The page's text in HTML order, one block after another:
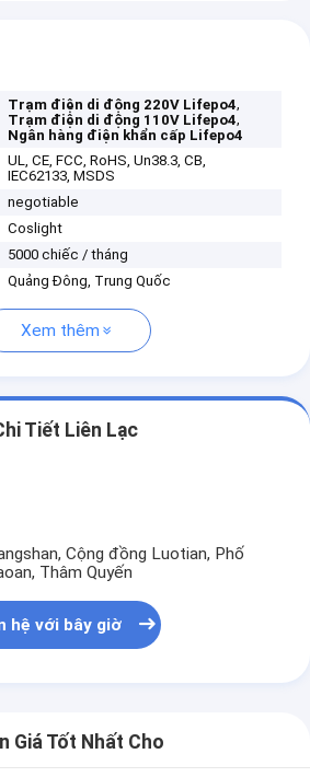
Trạm điện di động 220V Lifepo4,
Trạm điện di động 110V Lifepo4,
Ngân hàng điện khẩn cấp Lifepo4
UL, CE, FCC, RoHS, Un38.3, CB,
IEC62133, MSDS
negotiable
Coslight
5000 chiếc / tháng
Quảng Đông, Trung Quốc
Xem thêm
Tiết Liên Lạc
Cộng đồng Luotian, Phố
Thâm Quyến
hệ với bây giờ
Giá Tốt Nhất Cho